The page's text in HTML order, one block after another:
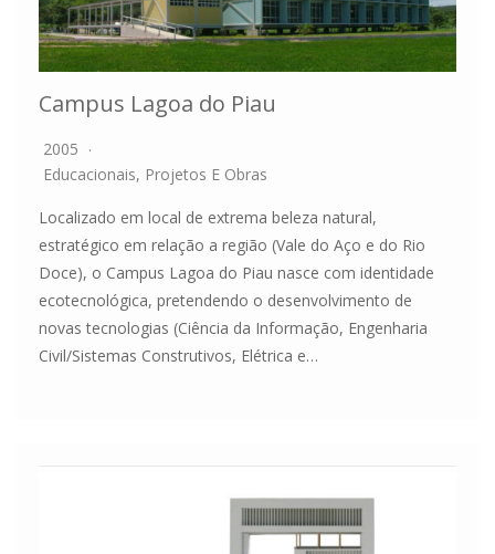
Campus Lagoa do Piau
2005
Educacionais, Projetos E Obras
Localizado em local de extrema beleza natural,
estratégico em relação a região (Vale do Aço e do Rio
Doce), o Campus Lagoa do Piau nasce com identidade
ecotecnológica, pretendendo o desenvolvimento de
novas tecnologias (Ciência da Informação, Engenharia
Civil/Sistemas Construtivos, Elétrica e…